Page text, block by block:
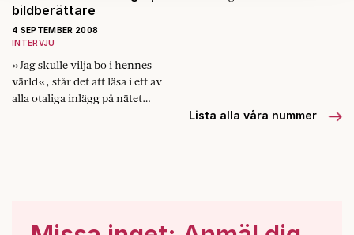
kan du göra det
bildberättare
4 SEPTEMBER 2008
INTERVJU
»Jag skulle vilja bo i hennes
värld«, står det att läsa i ett av
alla otaliga inlägg på nätet
Lista alla våra nummer